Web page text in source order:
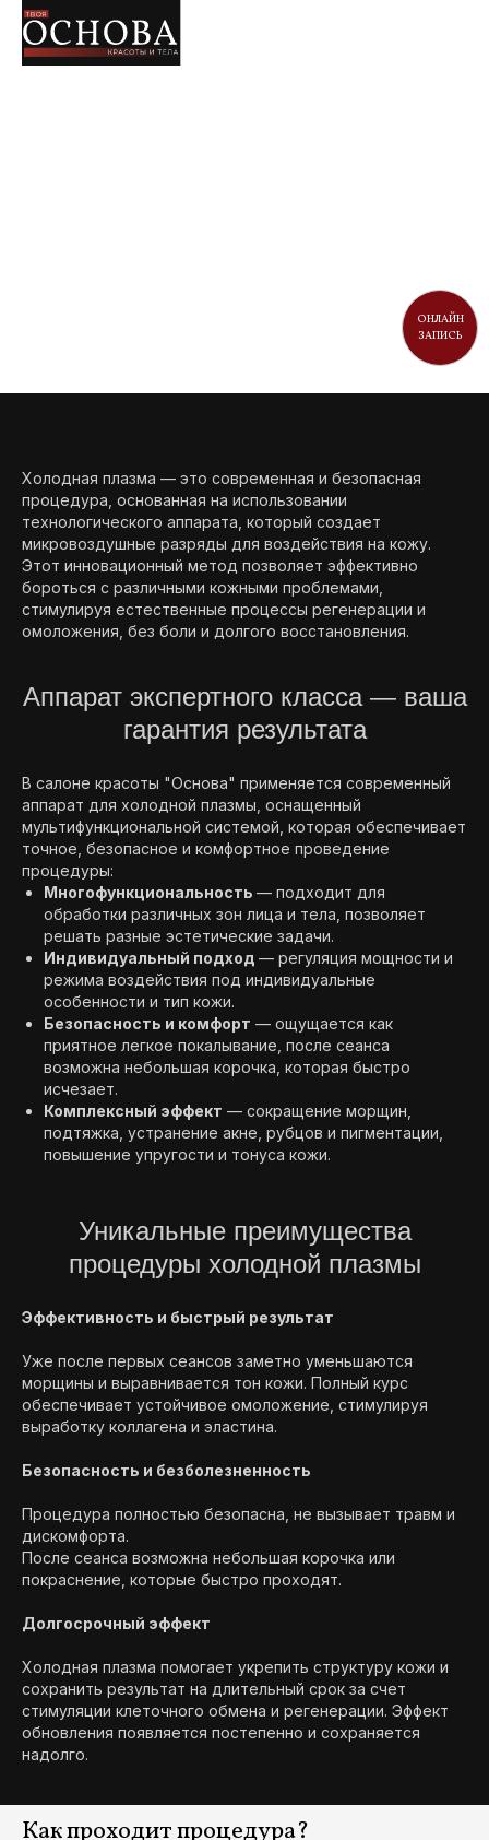
ОНЛАЙН
ЗАПИСЬ
Холодная плазма — это современная и безопасная
процедура, основанная на использовании
технологического аппарата, который создает
микровоздушные разряды для воздействия на кожу.
Этот инновационный метод позволяет эффективно
бороться с различными кожными проблемами,
стимулируя естественные процессы регенерации и
омоложения, без боли и долгого восстановления.
Аппарат экспертного класса — ваша
гарантия результата
В салоне красоты "Основа" применяется современный
аппарат для холодной плазмы, оснащенный
мультифункциональной системой, которая обеспечивает
точное, безопасное и комфортное проведение
процедуры:
Многофункциональность — подходит для
обработки различных зон лица и тела, позволяет
решать разные эстетические задачи.
Индивидуальный подход — регуляция мощности и
режима воздействия под индивидуальные
особенности и тип кожи.
Безопасность и комфорт — ощущается как
приятное легкое покалывание, после сеанса
возможна небольшая корочка, которая быстро
исчезает.
Комплексный эффект — сокращение морщин,
подтяжка, устранение акне, рубцов и пигментации,
повышение упругости и тонуса кожи.
Уникальные преимущества
процедуры холодной плазмы
Эффективность и быстрый результат
Уже после первых сеансов заметно уменьшаются
морщины и выравнивается тон кожи. Полный курс
обеспечивает устойчивое омоложение, стимулируя
выработку коллагена и эластина.
Безопасность и безболезненность
Процедура полностью безопасна, не вызывает травм и
дискомфорта.
После сеанса возможна небольшая корочка или
покраснение, которые быстро проходят.
Долгосрочный эффект
Холодная плазма помогает укрепить структуру кожи и
сохранить результат на длительный срок за счет
стимуляции клеточного обмена и регенерации. Эффект
обновления появляется постепенно и сохраняется
надолго.
Как проходит процедура?